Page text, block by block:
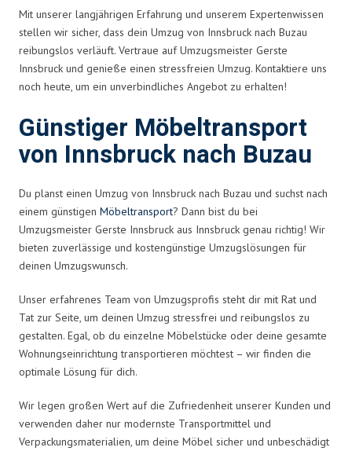
Mit unserer langjährigen Erfahrung und unserem Expertenwissen
stellen wir sicher, dass dein Umzug von Innsbruck nach Buzau
reibungslos verläuft. Vertraue auf Umzugsmeister Gerste
Innsbruck und genieße einen stressfreien Umzug. Kontaktiere uns
noch heute, um ein unverbindliches Angebot zu erhalten!
Günstiger Möbeltransport
von Innsbruck nach Buzau
Du planst einen Umzug von Innsbruck nach Buzau und suchst nach
einem günstigen Möbeltransport? Dann bist du bei
Umzugsmeister Gerste Innsbruck aus Innsbruck genau richtig! Wir
bieten zuverlässige und kostengünstige Umzugslösungen für
deinen Umzugswunsch.
Unser erfahrenes Team von Umzugsprofis steht dir mit Rat und
Tat zur Seite, um deinen Umzug stressfrei und reibungslos zu
gestalten. Egal, ob du einzelne Möbelstücke oder deine gesamte
Wohnungseinrichtung transportieren möchtest – wir finden die
optimale Lösung für dich.
Wir legen großen Wert auf die Zufriedenheit unserer Kunden und
verwenden daher nur modernste Transportmittel und
Verpackungsmaterialien, um deine Möbel sicher und unbeschädigt